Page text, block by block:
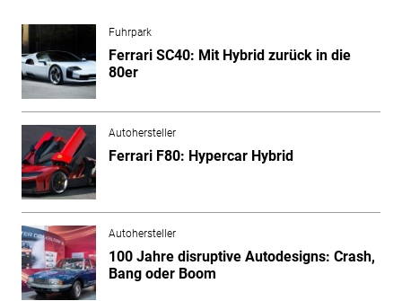
Fuhrpark
Ferrari SC40: Mit Hybrid zurück in die
80er
Autohersteller
Ferrari F80: Hypercar Hybrid
Autohersteller
100 Jahre disruptive Autodesigns: Crash,
Bang oder Boom